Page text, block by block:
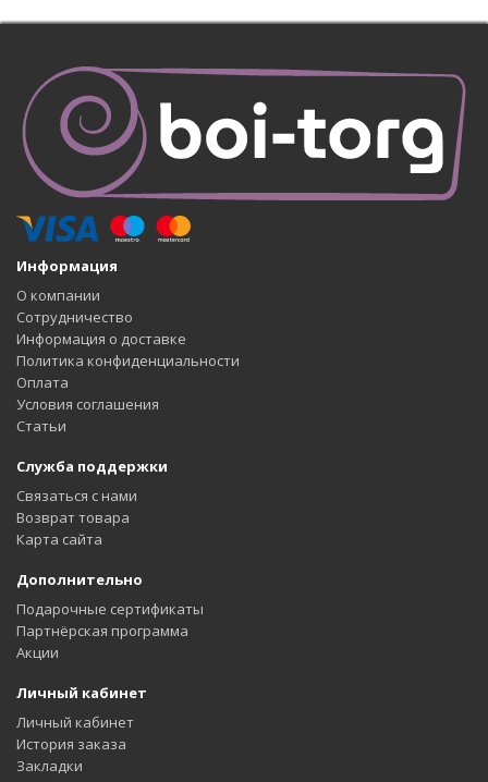
Информация
О компании
Сотрудничество
Информация о доставке
Политика конфиденциальности
Оплата
Условия соглашения
Статьи
Служба поддержки
Связаться с нами
Возврат товара
Карта сайта
Дополнительно
Подарочные сертификаты
Партнёрская программа
Акции
Личный кабинет
Личный кабинет
История заказа
Закладки